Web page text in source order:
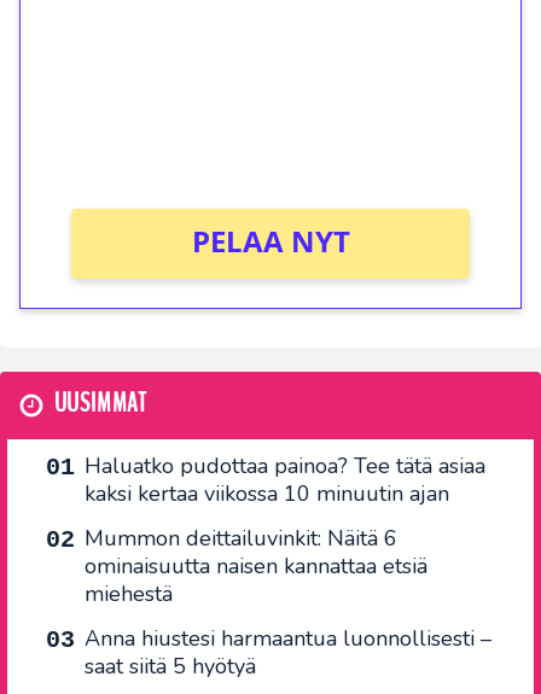
PELAA NYT
UUSIMMAT
Haluatko pudottaa painoa? Tee tätä asiaa
kaksi kertaa viikossa 10 minuutin ajan
Mummon deittailuvinkit: Näitä 6
ominaisuutta naisen kannattaa etsiä
miehestä
Anna hiustesi harmaantua luonnollisesti –
saat siitä 5 hyötyä